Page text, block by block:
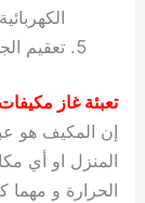
تعقيم
تعبئة غاز مكيفات
إن المكيف هو
المنزل او أي
الحرارة و مهما